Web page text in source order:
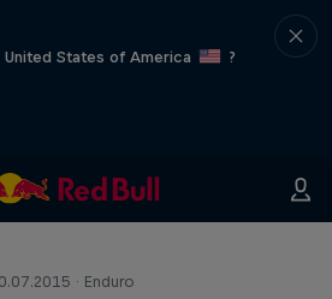
States of America
?
· Enduro